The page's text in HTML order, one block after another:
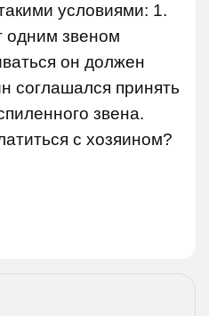
условиями: 1.
одним звеном
он должен
соглашался принять
звена.
с хозяином?